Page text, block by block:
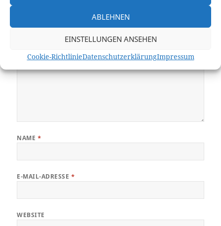
ABLEHNEN
EINSTELLUNGEN ANSEHEN
Cookie-RichtlinieDatenschutzerklärungImpressum
NAME *
E-MAIL-ADRESSE *
WEBSITE